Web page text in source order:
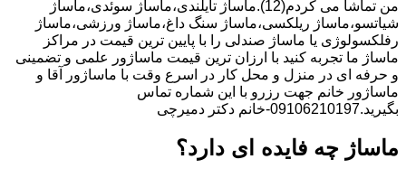
من تماشا می کردم(12).ماساژ تایلندی،ماساژ سوئدی،ماساژ
شیاتسو،ماساژ ریلکسی،ماساژ سنگ داغ،ماساژ ورزشی،ماساژ
رفلکسولوژی یا ماساژ صندلی را با پایین ترین قیمت در مراکز
ماساژ ما تجربه کنید با ارزان ترین قیمت ماساژور علمی و تضمینی
و حرفه ای در منزل و محل کار در اسرع وقت با ماساژور آقا و
ماساژور خانم جهت رزرو با این شماره تماس
بگیرید.09106210197-خانم دکتر دمیرچی
ماساژ چه فایده ای دارد؟